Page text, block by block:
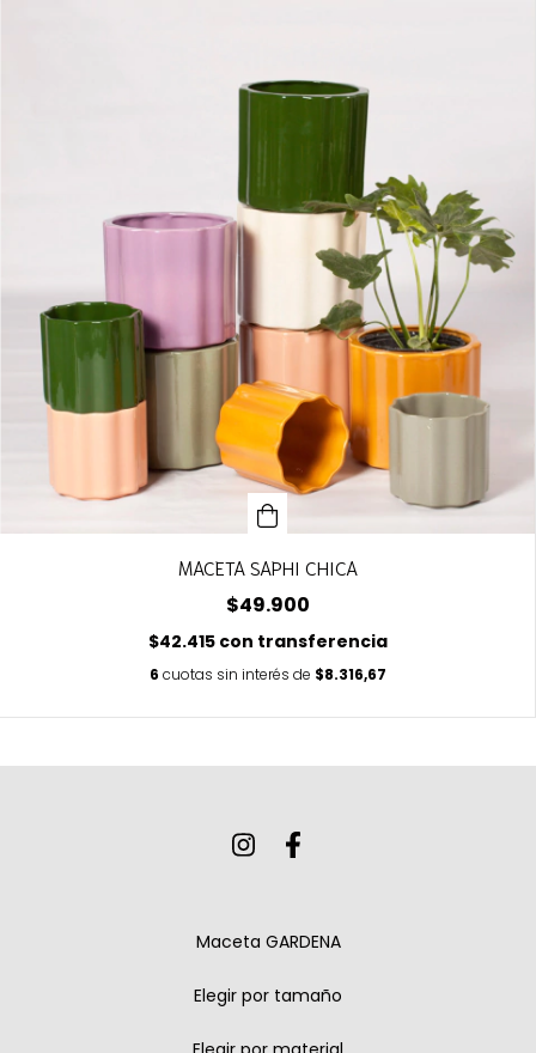
MACETA SAPHI CHICA
$49.900
$42.415 con transferencia
6 cuotas sin interés de $8.316,67
Maceta GARDENA
Elegir por tamaño